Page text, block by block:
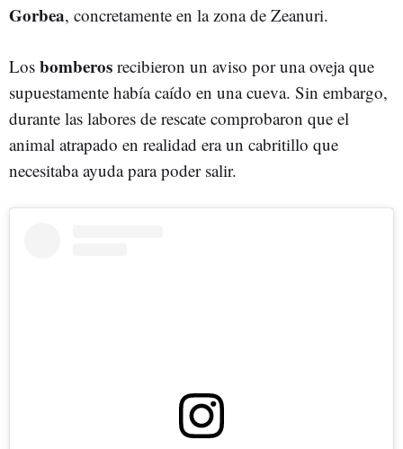
Gorbea, concretamente en la zona de Zeanuri.
Los bomberos recibieron un aviso por una oveja que
supuestamente había caído en una cueva. Sin embargo,
durante las labores de rescate comprobaron que el
animal atrapado en realidad era un cabritillo que
necesitaba ayuda para poder salir.